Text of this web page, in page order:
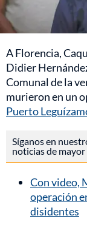
A Florencia,
Didier
Comunal de la
murieron en un
Puerto
Síganos en
noticias de
Con video,
operación
disidentes